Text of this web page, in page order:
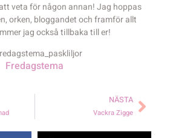
veta för någon annan! Jag hoppas
orken, bloggandet och framför allt
jag också tillbaka till er!
Fredagstema
NÄSTA
Vackra Zigge